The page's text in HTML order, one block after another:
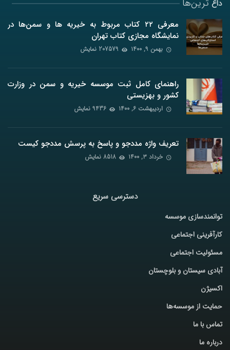
داغ ترین‌ها
معرفی ۲۲ کتاب مربوط به خیریه ها و سمن‌ها در
نمایشگاه مجازی کتاب تهران
بهمن ۹, ۱۴۰۰ 207579 نمایش
راهنمای کامل ثبت موسسه خیریه و سمن در وزارت
کشور و بهزیستی
اردیبهشت ۶, ۱۴۰۰ 9436 نمایش
تعریف واژه مددجو و پاسخ به پرسش مددجو کیست
خرداد ۳, ۱۴۰۰ 8518 نمایش
دسترسی سریع
توانمندسازی موسسه
کارآفرینی اجتماعی
مسئولیت اجتماعی
آبادی سیستان و بلوچستان
اکسیژن
حمایت از موسسه‌ها
تماس با ما
درباره ما